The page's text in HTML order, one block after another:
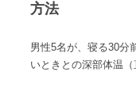
方法
男性5名が、寝る30分
いときとの深部体温（